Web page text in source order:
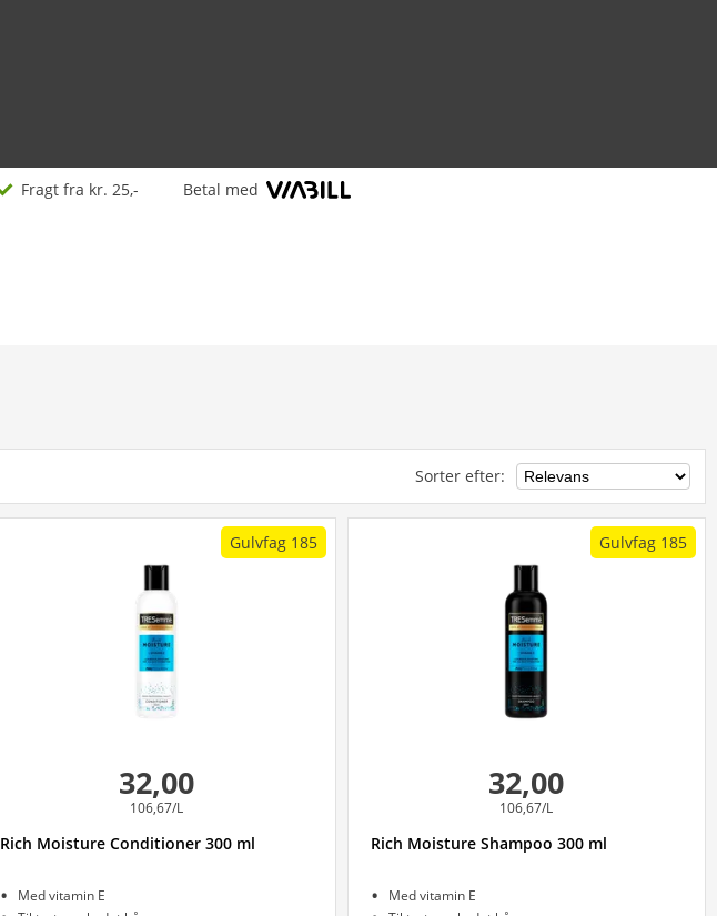
Fragt fra kr. 25,- Betal med
Sorter efter:
Gulvfag 185
32,00
106,67/L
Rich Moisture Conditioner 300 ml
Med vitamin E
Gulvfag 185
32,00
106,67/L
Rich Moisture Shampoo 300 ml
Med vitamin E